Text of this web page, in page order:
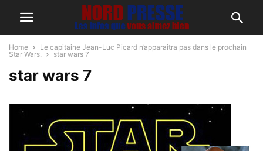
Home
Le capitaine Jean-Luc Picard n’apparaitra pas dans le prochain
Star Wars.
star wars 7
star wars 7